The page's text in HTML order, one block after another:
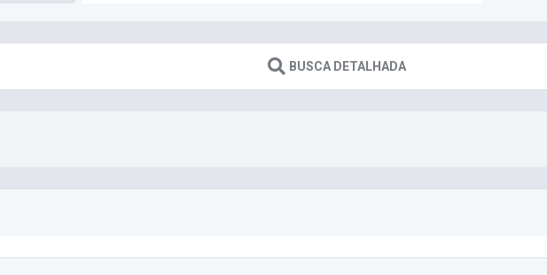
BUSCA DETALHADA